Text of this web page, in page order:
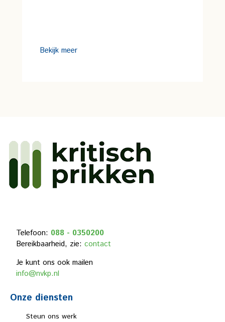
Bekijk meer
Telefoon: 088 - 0350200
Bereikbaarheid, zie: contact
Je kunt ons ook mailen
info@nvkp.nl
Onze diensten
Steun ons werk